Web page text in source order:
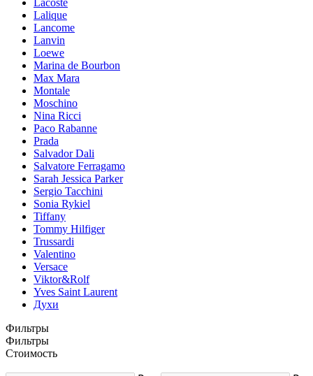
Lalique
Lancome
Lanvin
Loewe
Marina de Bourbon
Max Mara
Montale
Moschino
Nina Ricci
Paco Rabanne
Prada
Salvador Dali
Salvatore Ferragamo
Sarah Jessica Parker
Sergio Tacchini
Sonia Rykiel
Tiffany
Tommy Hilfiger
Trussardi
Valentino
Versace
Viktor&Rolf
Yves Saint Laurent
Духи
Фильтры
Фильтры
Стоимость